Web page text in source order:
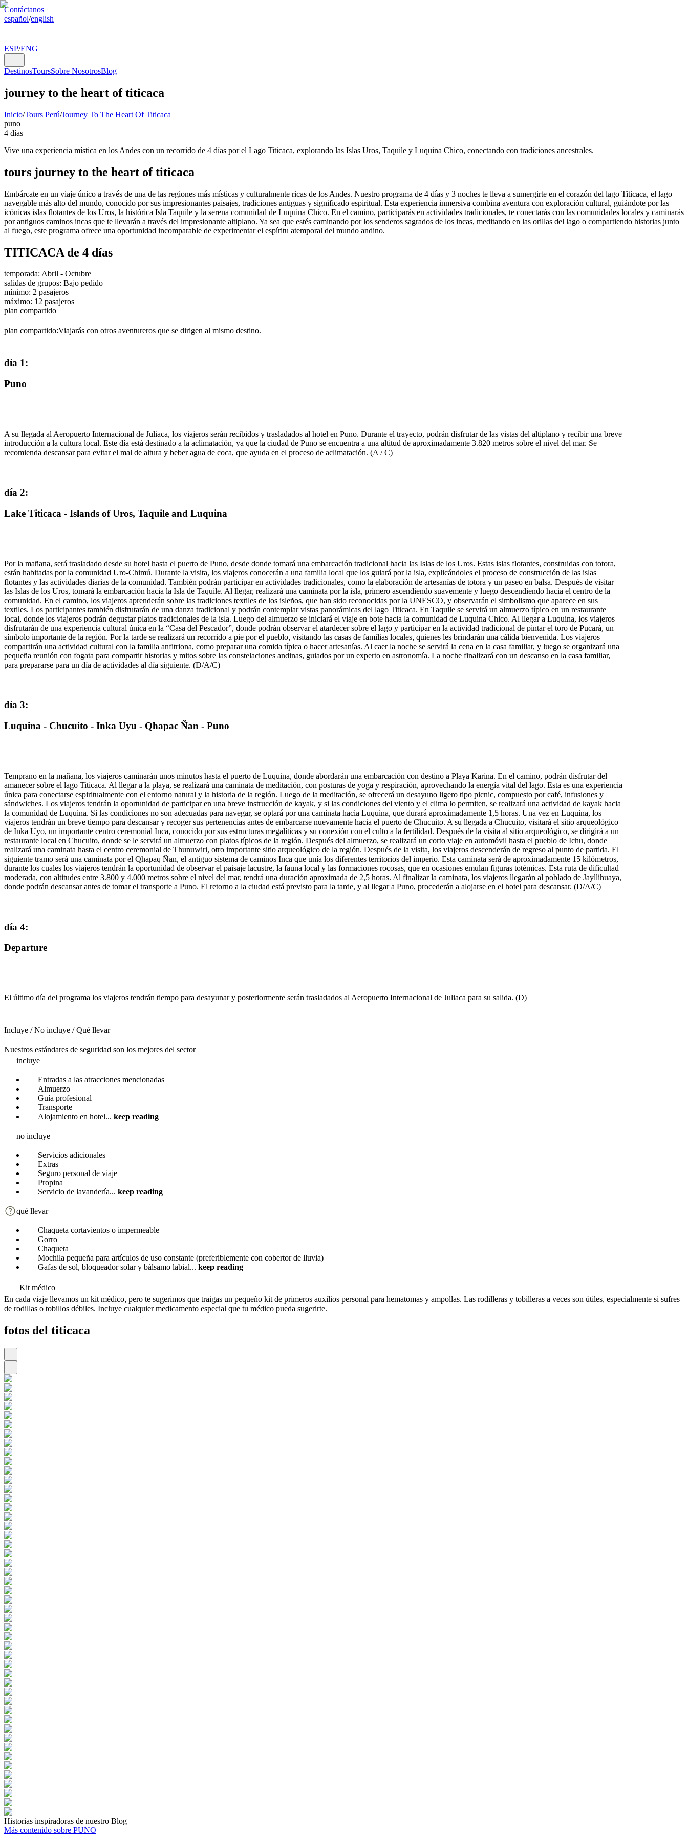
Contáctanos
español/english
ESP/ENG
DestinosToursSobre NosotrosBlog
journey to the heart of titicaca
Inicio/Tours Perú/Journey To The Heart Of Titicaca
puno
4 días
Vive una experiencia mística en los Andes con un recorrido de 4 días por el Lago Titicaca, explorando las Islas Uros, Taquile y Luquina Chico, conectando con tradiciones ancestrales.
tours journey to the heart of titicaca
Embárcate en un viaje único a través de una de las regiones más místicas y culturalmente ricas de los Andes. Nuestro programa de 4 días y 3 noches te lleva a sumergirte en el corazón del lago Titicaca, el lago
navegable más alto del mundo, conocido por sus impresionantes paisajes, tradiciones antiguas y significado espiritual. Esta experiencia inmersiva combina aventura con exploración cultural, guiándote por las
icónicas islas flotantes de los Uros, la histórica Isla Taquile y la serena comunidad de Luquina Chico. En el camino, participarás en actividades tradicionales, te conectarás con las comunidades locales y caminarás
por antiguos caminos incas que te llevarán a través del impresionante altiplano. Ya sea que estés caminando por los senderos sagrados de los incas, meditando en las orillas del lago o compartiendo historias junto
al fuego, este programa ofrece una oportunidad incomparable de experimentar el espíritu atemporal del mundo andino.
TITICACA de 4 días
temporada: Abril - Octubre
salidas de grupos: Bajo pedido
mínimo: 2 pasajeros
máximo: 12 pasajeros
plan compartido
plan compartido:Viajarás con otros aventureros que se dirigen al mismo destino.
día 1:
Puno
A su llegada al Aeropuerto Internacional de Juliaca, los viajeros serán recibidos y trasladados al hotel en Puno. Durante el trayecto, podrán disfrutar de las vistas del altiplano y recibir una breve
introducción a la cultura local. Este día está destinado a la aclimatación, ya que la ciudad de Puno se encuentra a una altitud de aproximadamente 3.820 metros sobre el nivel del mar. Se
recomienda descansar para evitar el mal de altura y beber agua de coca, que ayuda en el proceso de aclimatación. (A / C)
día 2:
Lake Titicaca - Islands of Uros, Taquile and Luquina
Por la mañana, será trasladado desde su hotel hasta el puerto de Puno, desde donde tomará una embarcación tradicional hacia las Islas de los Uros. Estas islas flotantes, construidas con totora,
están habitadas por la comunidad Uro-Chimú. Durante la visita, los viajeros conocerán a una familia local que los guiará por la isla, explicándoles el proceso de construcción de las islas
flotantes y las actividades diarias de la comunidad. También podrán participar en actividades tradicionales, como la elaboración de artesanías de totora y un paseo en balsa. Después de visitar
las Islas de los Uros, tomará la embarcación hacia la Isla de Taquile. Al llegar, realizará una caminata por la isla, primero ascendiendo suavemente y luego descendiendo hacia el centro de la
comunidad. En el camino, los viajeros aprenderán sobre las tradiciones textiles de los isleños, que han sido reconocidas por la UNESCO, y observarán el simbolismo que aparece en sus
textiles. Los participantes también disfrutarán de una danza tradicional y podrán contemplar vistas panorámicas del lago Titicaca. En Taquile se servirá un almuerzo típico en un restaurante
local, donde los viajeros podrán degustar platos tradicionales de la isla. Luego del almuerzo se iniciará el viaje en bote hacia la comunidad de Luquina Chico. Al llegar a Luquina, los viajeros
disfrutarán de una experiencia cultural única en la “Casa del Pescador”, donde podrán observar el atardecer sobre el lago y participar en la actividad tradicional de pintar el toro de Pucará, un
símbolo importante de la región. Por la tarde se realizará un recorrido a pie por el pueblo, visitando las casas de familias locales, quienes les brindarán una cálida bienvenida. Los viajeros
compartirán una actividad cultural con la familia anfitriona, como preparar una comida típica o hacer artesanías. Al caer la noche se servirá la cena en la casa familiar, y luego se organizará una
pequeña reunión con fogata para compartir historias y mitos sobre las constelaciones andinas, guiados por un experto en astronomía. La noche finalizará con un descanso en la casa familiar,
para prepararse para un día de actividades al día siguiente. (D/A/C)
día 3:
Luquina - Chucuito - Inka Uyu - Qhapac Ñan - Puno
Temprano en la mañana, los viajeros caminarán unos minutos hasta el puerto de Luquina, donde abordarán una embarcación con destino a Playa Karina. En el camino, podrán disfrutar del
amanecer sobre el lago Titicaca. Al llegar a la playa, se realizará una caminata de meditación, con posturas de yoga y respiración, aprovechando la energía vital del lago. Esta es una experiencia
única para conectarse espiritualmente con el entorno natural y la historia de la región. Luego de la meditación, se ofrecerá un desayuno ligero tipo picnic, compuesto por café, infusiones y
sándwiches. Los viajeros tendrán la oportunidad de participar en una breve instrucción de kayak, y si las condiciones del viento y el clima lo permiten, se realizará una actividad de kayak hacia
la comunidad de Luquina. Si las condiciones no son adecuadas para navegar, se optará por una caminata hacia Luquina, que durará aproximadamente 1,5 horas. Una vez en Luquina, los
viajeros tendrán un breve tiempo para descansar y recoger sus pertenencias antes de embarcarse nuevamente hacia el puerto de Chucuito. A su llegada a Chucuito, visitará el sitio arqueológico
de Inka Uyo, un importante centro ceremonial Inca, conocido por sus estructuras megalíticas y su conexión con el culto a la fertilidad. Después de la visita al sitio arqueológico, se dirigirá a un
restaurante local en Chucuito, donde se le servirá un almuerzo con platos típicos de la región. Después del almuerzo, se realizará un corto viaje en automóvil hasta el pueblo de Ichu, donde
realizará una caminata hasta el centro ceremonial de Thunuwiri, otro importante sitio arqueológico de la región. Después de la visita, los viajeros descenderán de regreso al punto de partida. El
siguiente tramo será una caminata por el Qhapaq Ñan, el antiguo sistema de caminos Inca que unía los diferentes territorios del imperio. Esta caminata será de aproximadamente 15 kilómetros,
durante los cuales los viajeros tendrán la oportunidad de observar el paisaje lacustre, la fauna local y las formaciones rocosas, que en ocasiones emulan figuras totémicas. Esta ruta de dificultad
moderada, con altitudes entre 3.800 y 4.000 metros sobre el nivel del mar, tendrá una duración aproximada de 2,5 horas. Al finalizar la caminata, los viajeros llegarán al poblado de Jayllihuaya,
donde podrán descansar antes de tomar el transporte a Puno. El retorno a la ciudad está previsto para la tarde, y al llegar a Puno, procederán a alojarse en el hotel para descansar. (D/A/C)
día 4:
Departure
El último día del programa los viajeros tendrán tiempo para desayunar y posteriormente serán trasladados al Aeropuerto Internacional de Juliaca para su salida. (D)
Incluye / No incluye / Qué llevar
Nuestros estándares de seguridad son los mejores del sector
incluye
Entradas a las atracciones mencionadas
Almuerzo
Guía profesional
Transporte
Alojamiento en hotel... keep reading
no incluye
Servicios adicionales
Extras
Seguro personal de viaje
Propina
Servicio de lavandería... keep reading
qué llevar
Chaqueta cortavientos o impermeable
Gorro
Chaqueta
Mochila pequeña para artículos de uso constante (preferiblemente con cobertor de lluvia)
Gafas de sol, bloqueador solar y bálsamo labial... keep reading
Kit médico
En cada viaje llevamos un kit médico, pero te sugerimos que traigas un pequeño kit de primeros auxilios personal para hematomas y ampollas. Las rodilleras y tobilleras a veces son útiles, especialmente si sufres
de rodillas o tobillos débiles. Incluye cualquier medicamento especial que tu médico pueda sugerirte.
fotos del titicaca
Historias inspiradoras de nuestro Blog
Más contenido sobre PUNO